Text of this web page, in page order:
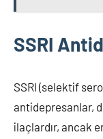
SSRI
SSRI (selektif
antidepresanlar,
ilaçlardır, ancak